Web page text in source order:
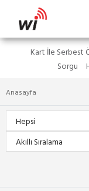
Kart İle Serbest
Sorgu
Anasayfa